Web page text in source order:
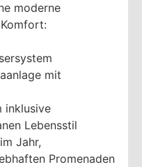
moderne
mit
inklusive
Lebensstil
Jahr,
Promenaden